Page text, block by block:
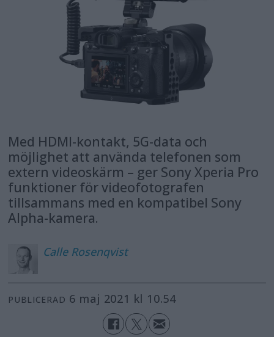
Med HDMI-kontakt, 5G-data och
möjlighet att använda telefonen som
extern videoskärm – ger Sony Xperia Pro
funktioner för videofotografen
tillsammans med en kompatibel Sony
Alpha-kamera.
Calle Rosenqvist
PUBLICERAD 6 maj 2021 kl 10.54